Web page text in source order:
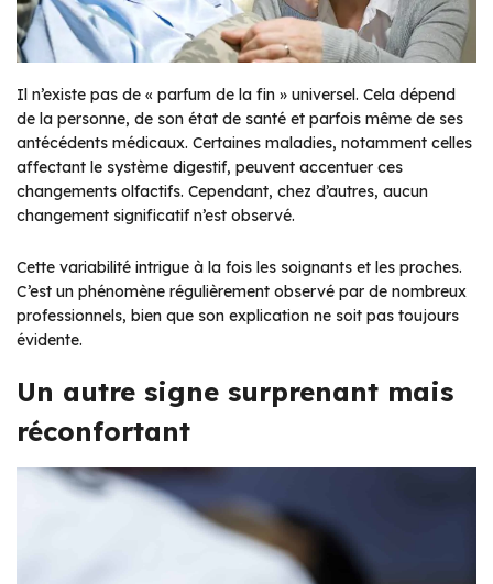
Il n’existe pas de « parfum de la fin » universel. Cela dépend
de la personne, de son état de santé et parfois même de ses
antécédents médicaux. Certaines maladies, notamment celles
affectant le système digestif, peuvent accentuer ces
changements olfactifs. Cependant, chez d’autres, aucun
changement significatif n’est observé.
Cette variabilité intrigue à la fois les soignants et les proches.
C’est un phénomène régulièrement observé par de nombreux
professionnels, bien que son explication ne soit pas toujours
évidente.
Un autre signe surprenant mais
réconfortant